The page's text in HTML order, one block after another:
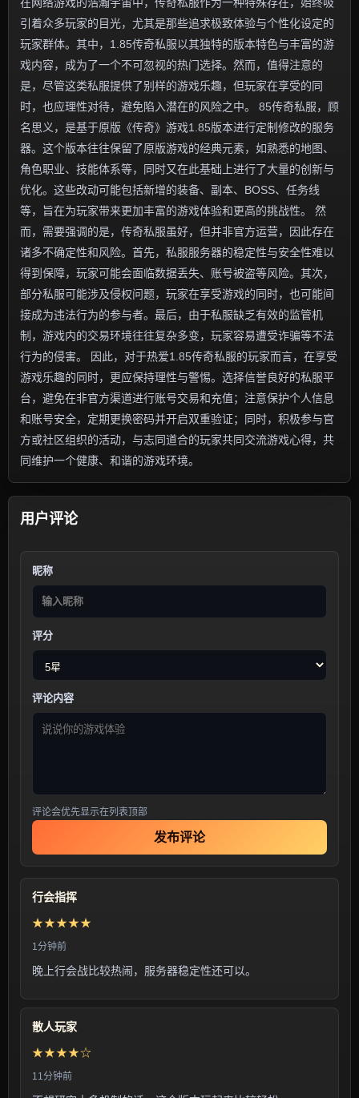
引着众多玩家的目光，尤其是那些追求极致体验与个性化设定的
玩家群体。其中，1.85传奇私服以其独特的版本特色与丰富的游
戏内容，成为了一个不可忽视的热门选择。然而，值得注意的
是，尽管这类私服提供了别样的游戏乐趣，但玩家在享受的同
时，也应理性对待，避免陷入潜在的风险之中。 85传奇私服，顾
名思义，是基于原版《传奇》游戏1.85版本进行定制修改的服务
器。这个版本往往保留了原版游戏的经典元素，如熟悉的地图、
角色职业、技能体系等，同时又在此基础上进行了大量的创新与
优化。这些改动可能包括新增的装备、副本、BOSS、任务线
等，旨在为玩家带来更加丰富的游戏体验和更高的挑战性。 然
而，需要强调的是，传奇私服虽好，但并非官方运营，因此存在
诸多不确定性和风险。首先，私服服务器的稳定性与安全性难以
得到保障，玩家可能会面临数据丢失、账号被盗等风险。其次，
部分私服可能涉及侵权问题，玩家在享受游戏的同时，也可能间
接成为违法行为的参与者。最后，由于私服缺乏有效的监管机
制，游戏内的交易环境往往复杂多变，玩家容易遭受诈骗等不法
行为的侵害。 因此，对于热爱1.85传奇私服的玩家而言，在享受
游戏乐趣的同时，更应保持理性与警惕。选择信誉良好的私服平
台，避免在非官方渠道进行账号交易和充值；注意保护个人信息
和账号安全，定期更换密码并开启双重验证；同时，积极参与官
方或社区组织的活动，与志同道合的玩家共同交流游戏心得，共
同维护一个健康、和谐的游戏环境。
用户评论
昵称
评分
评论内容
评论会优先显示在列表顶部
发布评论
行会指挥
★★★★★
1分钟前
晚上行会战比较热闹，服务器稳定性还可以。
散人玩家
★★★★☆
11分钟前